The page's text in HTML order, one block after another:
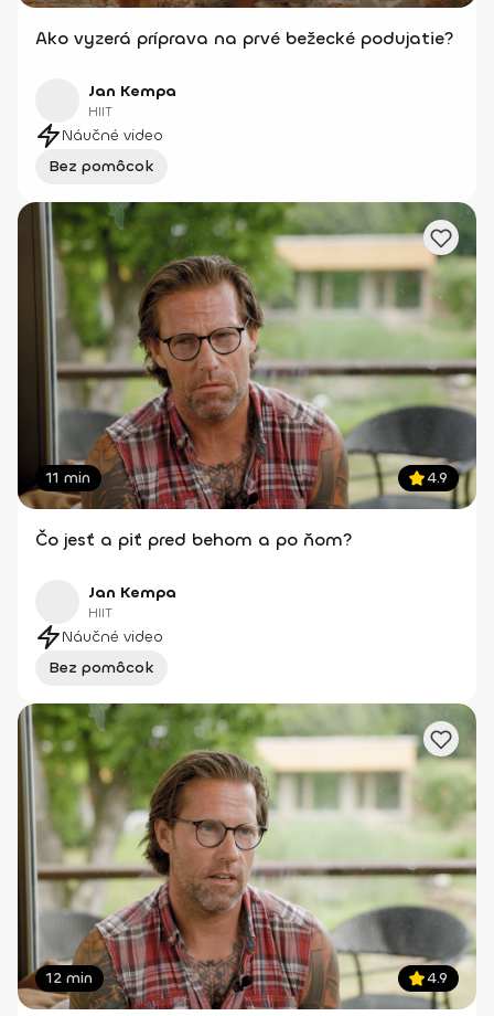
Ako vyzerá príprava na prvé bežecké podujatie?
Jan Kempa
HIIT
Náučné video
Bez pomôcok
11 min 4.9
Čo jesť a piť pred behom a po ňom?
Jan Kempa
HIIT
Náučné video
Bez pomôcok
12 min 4.9